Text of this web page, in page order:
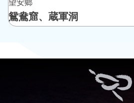
鴛鴦窟、蔵軍洞